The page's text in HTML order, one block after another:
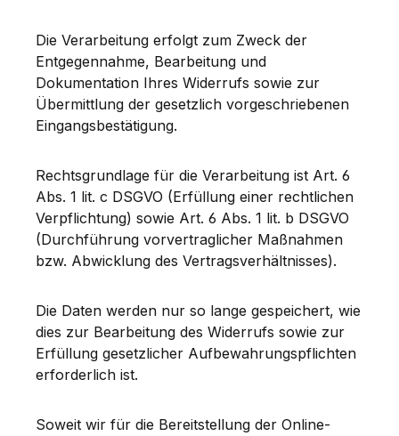
Die Verarbeitung erfolgt zum Zweck der
Entgegennahme, Bearbeitung und
Dokumentation Ihres Widerrufs sowie zur
Übermittlung der gesetzlich vorgeschriebenen
Eingangsbestätigung.
Rechtsgrundlage für die Verarbeitung ist Art. 6
Abs. 1 lit. c DSGVO (Erfüllung einer rechtlichen
Verpflichtung) sowie Art. 6 Abs. 1 lit. b DSGVO
(Durchführung vorvertraglicher Maßnahmen
bzw. Abwicklung des Vertragsverhältnisses).
Die Daten werden nur so lange gespeichert, wie
dies zur Bearbeitung des Widerrufs sowie zur
Erfüllung gesetzlicher Aufbewahrungspflichten
erforderlich ist.
Soweit wir für die Bereitstellung der Online-